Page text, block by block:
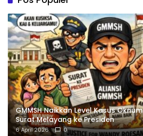
GMMSH Naikkan Level Kasus
Surat Melayang ke Presiden
6 April 2026 0